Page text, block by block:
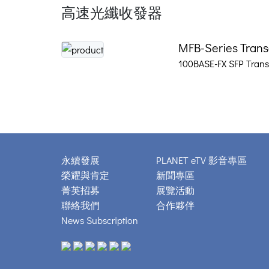
高速光纖收發器
MFB-Series
100BASE-FX SFP
永續發展
榮耀與肯定
菁英招募
聯絡我們
News Subscription
PLANET eTV 影音專區
新聞專區
展覽活動
合作夥伴